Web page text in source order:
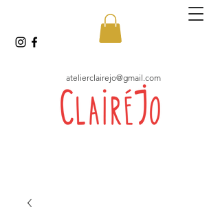
atelierclairejo@gmail.com